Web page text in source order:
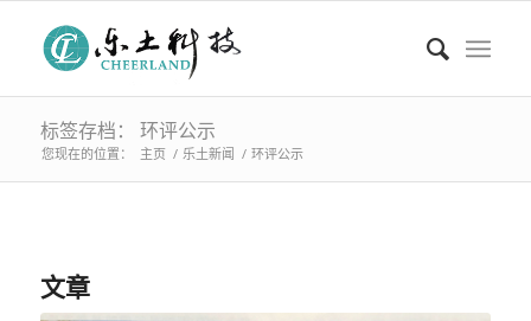
标签存档： 环评公示
您现在的位置： 主页 / 乐土新闻 / 环评公示
文章